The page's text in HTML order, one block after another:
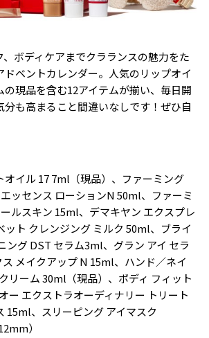
ボディケアまでクラランスの魅力をた
ドベントカレンダー。人気のリップオイ
の現品を含む12アイテムが揃い、毎日開
分も高まること間違いなしです！ぜひ自
オイル 17 7ml（現品）、ファーミング
ッセンス ローションN 50ml、ファーミ
ルスキン 15ml、デマキヤン エクスプレ
ット クレンジング ミルク 50ml、ブライ
ング DST セラム3ml、グラン アイ セラ
メイクアップ N 15ml、ハンド／ネイ
リーム 30ml（現品）、ボディ フィット
ー エクストラオーディナリー トリート
15ml、スリーピング アイマスク
）